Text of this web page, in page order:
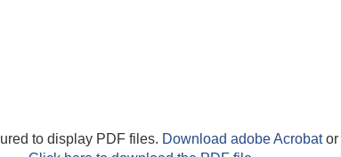
to display PDF files. Download adobe Acrobator